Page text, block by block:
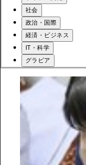
社会
政治・国際
経済・ビジネス
IT・科学
グラビア